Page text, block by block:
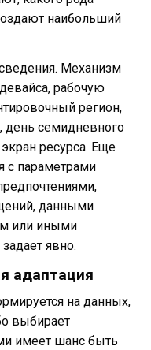
наибольший
Механизм
рабочую
регион,
день семидневного
ресурса. Еще
с параметрами
данными
или иными
явно.
адаптация
на данных,
выбирает
имеет шанс быть